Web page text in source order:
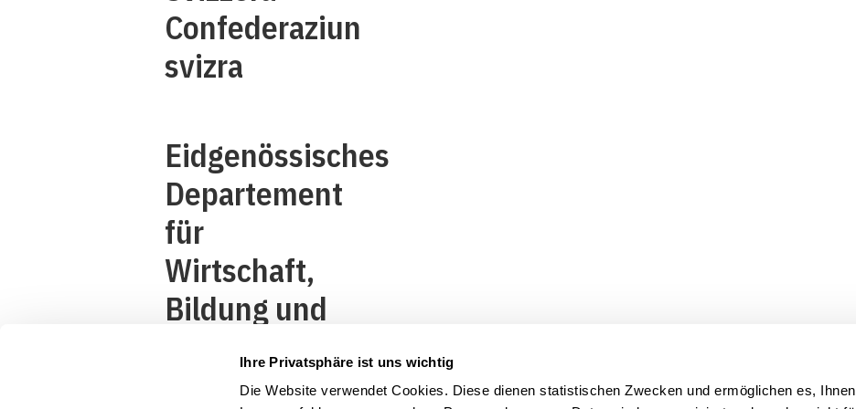
Ihre Privatsphäre ist uns wichtig
Die Website verwendet Cookies. Diese dienen statistischen Zwecken und ermöglichen es, Ihnen
Confederaziun
svizra
Eidgenössisches
Departement
für
Wirtschaft,
Bildung und
Forschung